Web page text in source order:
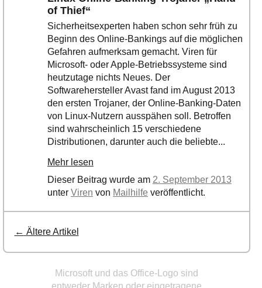
of Thief“
Sicherheitsexperten haben schon sehr früh zu
Beginn des Online-Bankings auf die möglichen
Gefahren aufmerksam gemacht. Viren für
Microsoft- oder Apple-Betriebssysteme sind
heutzutage nichts Neues. Der
Softwarehersteller Avast fand im August 2013
den ersten Trojaner, der Online-Banking-Daten
von Linux-Nutzern ausspähen soll. Betroffen
sind wahrscheinlich 15 verschiedene
Distributionen, darunter auch die beliebte...
Mehr lesen
Dieser Beitrag wurde am 2. September 2013
unter Viren von Mailhilfe veröffentlicht.
← Ältere Artikel
Microsoft und das Office-Logo sind
entweder Marken oder eingetragene